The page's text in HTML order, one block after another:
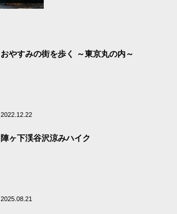
おやすみの街を歩く ～東京丸の内～
2022.12.22
陣ヶ下渓谷沢涼みハイク
2025.08.21